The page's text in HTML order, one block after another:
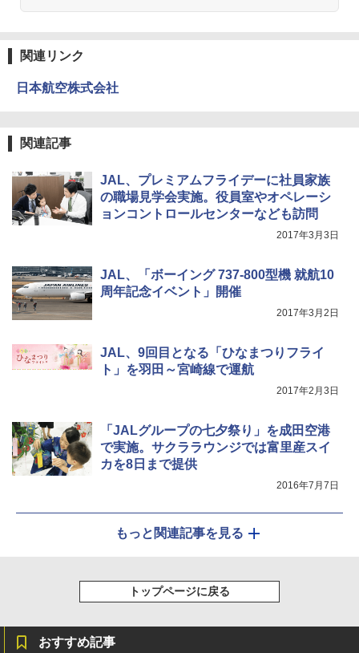
[キャンパーズコレクション 山善] 傘みたいに
広げるだけ パッとサッとテント ブラックコ
ーティング フルクローズ メッシュ 3-4人用
￥9,990
[キャンパーズコレクション 山善] 傘みたいに
ッシュ 4人用 簡単設置 ポップアップテント P
ATCW-150B エクルベージュ
ポインターライト 強力 小型 緑色/赤色/青紫色
可能 安全ロック付き 高安全性 金属製耐久 コ
ア/オフィス/教育現場/展示会用 緑
￥1,180
ゴムボート 空気入れ 空気抜き 自動停止 過熱
保護 日光可読lcd 7種類ノズル付き
関連リンク
日本航空株式会社
関連記事
JAL、プレミアムフライデーに社員家族
の職場見学会実施。役員室やオペレーシ
ョンコントロールセンターなども訪問
2017年3月3日
JAL、「ボーイング 737-800型機 就航10
周年記念イベント」開催
2017年3月2日
JAL、9回目となる「ひなまつりフライ
ト」を羽田～宮崎線で運航
2017年2月3日
「JALグループの七夕祭り」を成田空港
で実施。サクララウンジでは富里産スイ
カを8日まで提供
2016年7月7日
もっと関連記事を見る
トップページに戻る
おすすめ記事